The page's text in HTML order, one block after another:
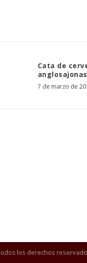
Cata de
7 de marzo de
los derechos